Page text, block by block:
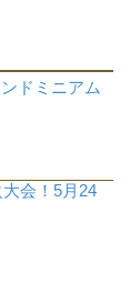
ドミニアム
会！5月24